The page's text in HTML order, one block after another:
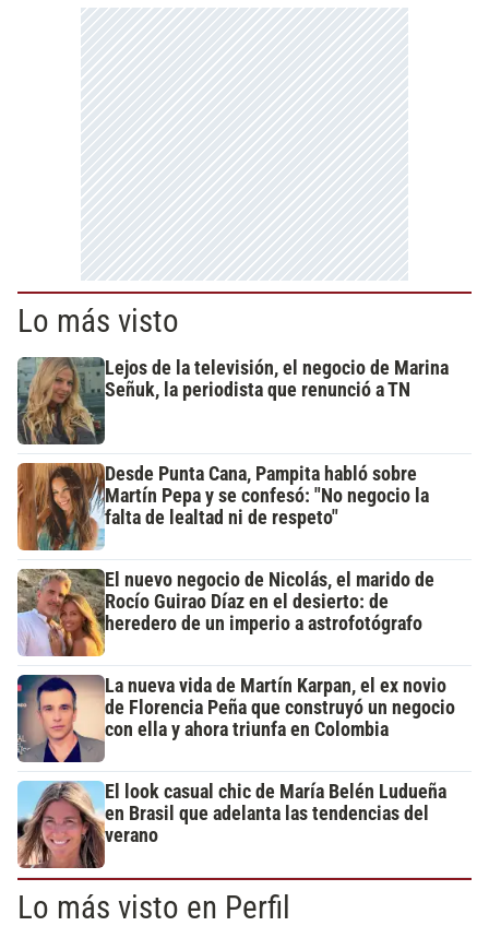
Lo más visto
Lejos de la televisión, el negocio de Marina
Señuk, la periodista que renunció a TN
Desde Punta Cana, Pampita habló sobre
Martín Pepa y se confesó: "No negocio la
falta de lealtad ni de respeto"
El nuevo negocio de Nicolás, el marido de
Rocío Guirao Díaz en el desierto: de
heredero de un imperio a astrofotógrafo
La nueva vida de Martín Karpan, el ex novio
de Florencia Peña que construyó un negocio
con ella y ahora triunfa en Colombia
El look casual chic de María Belén Ludueña
en Brasil que adelanta las tendencias del
verano
Lo más visto en Perfil